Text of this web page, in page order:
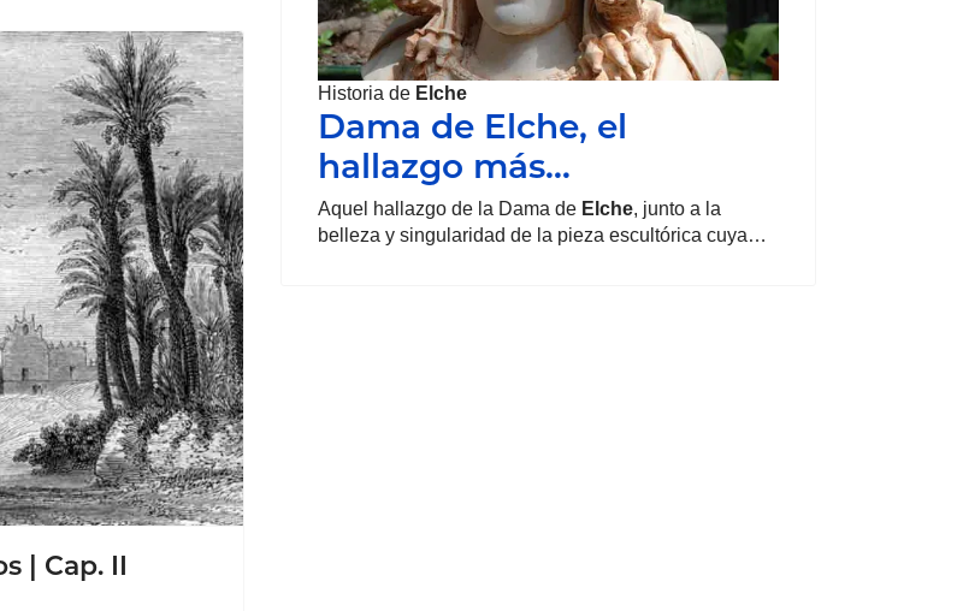
| Cap. II
Historia de Elche
Dama de Elche, el
hallazgo más…
Aquel hallazgo de la Dama de Elche, junto a la
belleza y singularidad de la pieza escultórica cuya…